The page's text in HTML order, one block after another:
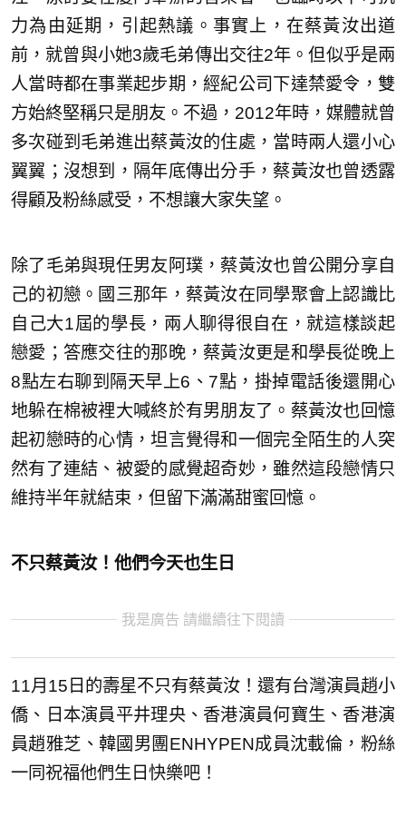
力為由延期，引起熱議。事實上，在蔡黃汝出道
前，就曾與小她3歲毛弟傳出交往2年。但似乎是兩
人當時都在事業起步期，經紀公司下達禁愛令，雙
方始終堅稱只是朋友。不過，2012年時，媒體就曾
多次碰到毛弟進出蔡黃汝的住處，當時兩人還小心
翼翼；沒想到，隔年底傳出分手，蔡黃汝也曾透露
得顧及粉絲感受，不想讓大家失望。
除了毛弟與現任男友阿璞，蔡黃汝也曾公開分享自
己的初戀。國三那年，蔡黃汝在同學聚會上認識比
自己大1屆的學長，兩人聊得很自在，就這樣談起
戀愛；答應交往的那晚，蔡黃汝更是和學長從晚上
8點左右聊到隔天早上6、7點，掛掉電話後還開心
地躲在棉被裡大喊終於有男朋友了。蔡黃汝也回憶
起初戀時的心情，坦言覺得和一個完全陌生的人突
然有了連結、被愛的感覺超奇妙，雖然這段戀情只
維持半年就結束，但留下滿滿甜蜜回憶。
不只蔡黃汝！他們今天也生日
我是廣告 請繼續往下閱讀
11月15日的壽星不只有蔡黃汝！還有台灣演員趙小
僑、日本演員平井理央、香港演員何寶生、香港演
員趙雅芝、韓國男團ENHYPEN成員沈載倫，粉絲
一同祝福他們生日快樂吧！